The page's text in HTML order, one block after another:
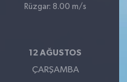
Rüzgar: 8.00 m/s
12 AĞUSTOS
ÇARŞAMBA